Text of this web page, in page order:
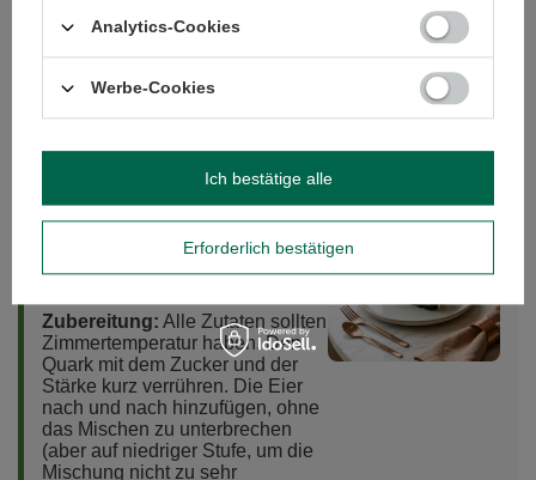
Qualität)
besten mit 2 Esslöffeln
verrührt)
3/4 Tasse Streuzucker
4 Eier
1 Esslöffel
Kartoffelstärke
Zubereitung: Alle Zutaten sollten
Zimmertemperatur haben. Den
Quark mit dem Zucker und der
Stärke kurz verrühren. Die Eier
nach und nach hinzufügen, ohne
das Mischen zu unterbrechen
(aber auf niedriger Stufe, um die
Mischung nicht zu sehr
Analytics-Cookies
Werbe-Cookies
Erforderlich bestätigen
Ich bestätige alle